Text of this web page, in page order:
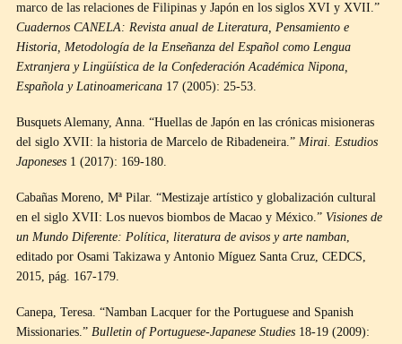
marco de las relaciones de Filipinas y Japón en los siglos XVI y XVII.”
Cuadernos CANELA: Revista anual de Literatura, Pensamiento e
Historia, Metodología de la Enseñanza del Español como Lengua
Extranjera y Lingüística de la Confederación Académica Nipona,
Española y Latinoamericana 17 (2005): 25-53.
Busquets Alemany, Anna. “Huellas de Japón en las crónicas misioneras
del siglo XVII: la historia de Marcelo de Ribadeneira.” Mirai. Estudios
Japoneses 1 (2017): 169-180.
Cabañas Moreno, Mª Pilar. “Mestizaje artístico y globalización cultural
en el siglo XVII: Los nuevos biombos de Macao y México.” Visiones de
un Mundo Diferente: Política, literatura de avisos y arte namban,
editado por Osami Takizawa y Antonio Míguez Santa Cruz, CEDCS,
2015, pág. 167-179.
Canepa, Teresa. “Namban Lacquer for the Portuguese and Spanish
Missionaries.” Bulletin of Portuguese-Japanese Studies 18-19 (2009):